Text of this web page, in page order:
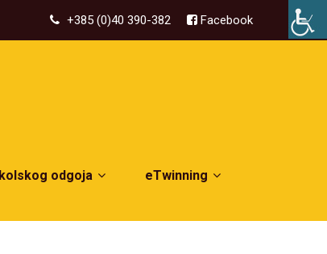
+385 (0)40 390-382 Facebook
odgoja eTwinning